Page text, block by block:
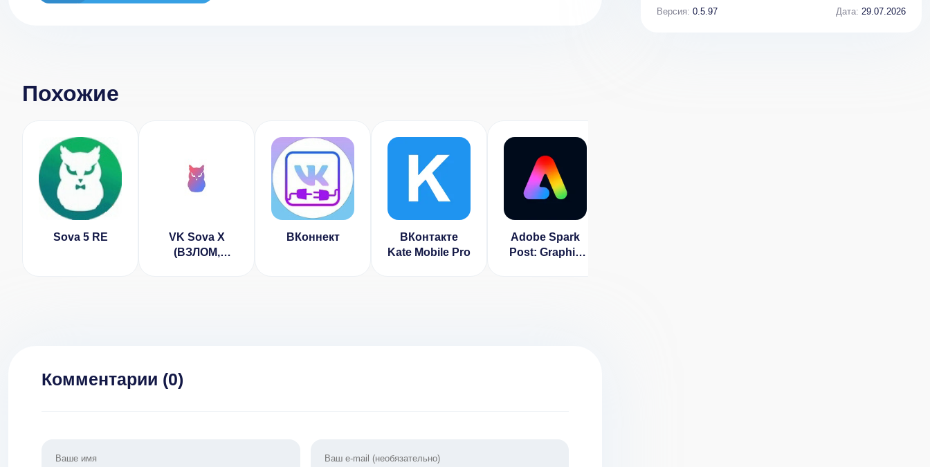
Похожие
Sova 5 RE
VK Sova X
(ВЗЛОМ,
ВКоннект
ВКонтакте
Kate Mobile Pro
Adobe Spark
Post: Graphic
Комментарии (0)
Версия: 0.5.97 Дата: 29.07.2026